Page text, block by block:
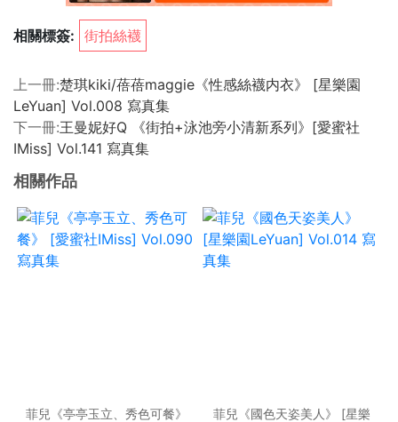
相關標簽: 街拍絲襪
上一冊:楚琪kiki/蓓蓓maggie《性感絲襪内衣》 [星樂園
LeYuan] Vol.008 寫真集
下一冊:王曼妮好Q 《街拍+泳池旁小清新系列》[愛蜜社
IMiss] Vol.141 寫真集
相關作品
菲兒《亭亭玉立、秀色可餐》
菲兒《國色天姿美人》 [星樂